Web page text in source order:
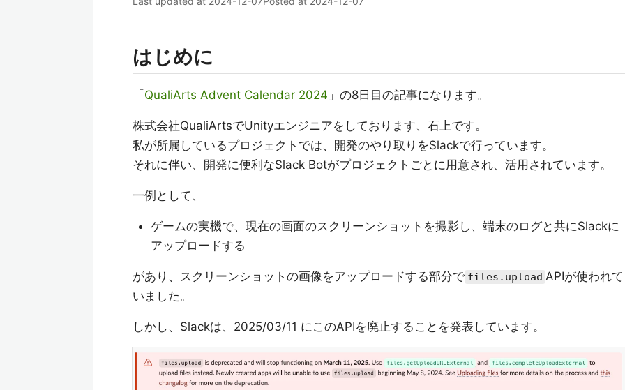
はじめに
「 QualiArts Advent Calendar 2024 」の8日目の記事になります。
株式会社QualiArtsでUnityエンジニアをしております、石上です。
私が所属しているプロジェクトでは、開発のやり取りをSlackで行っています。
それに伴い、開発に便利なSlack Botがプロジェクトごとに用意され、活用されています。
一例として、
ゲームの実機で、現在の画面のスクリーンショットを撮影し、端末のログと共にSlackに
アップロードする
があり、スクリーンショットの画像をアップロードする部分で files.upload APIが使われて
いました。
しかし、Slackは、2025/03/11 にこのAPIを廃止することを発表しています。